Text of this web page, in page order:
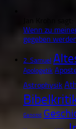
Wenn zu
gegeben
2. Samuel
Apologetik
Astrophysik
Genozid